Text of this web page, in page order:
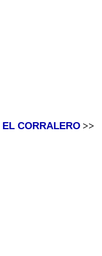
EL CORRALERO>>